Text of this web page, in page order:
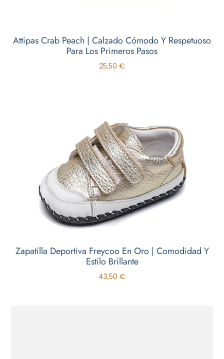
Attipas Crab Peach | Calzado Cómodo Y Respetuoso
Para Los Primeros Pasos
25,50 €
Zapatilla Deportiva Freycoo En Oro | Comodidad Y
Estilo Brillante
43,50 €